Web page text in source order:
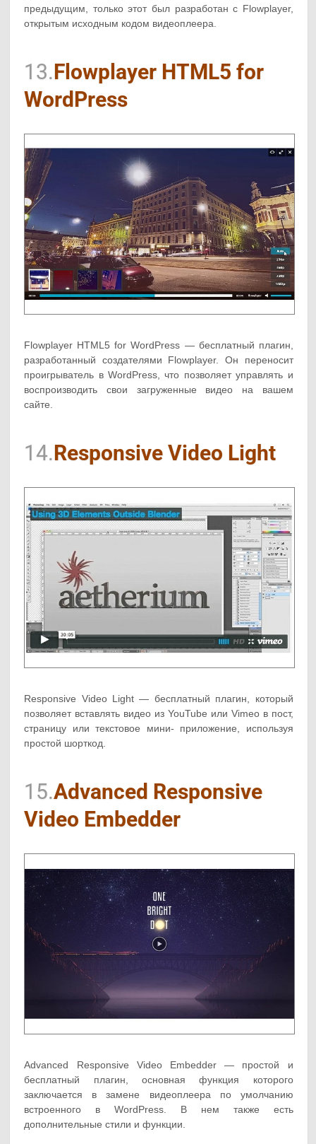
предыдущим, только этот был разработан с Flowplayer,
открытым исходным кодом видеоплеера.
13.Flowplayer HTML5 for
WordPress
Flowplayer HTML5 for WordPress — бесплатный плагин,
разработанный создателями Flowplayer. Он переносит
проигрыватель в WordPress, что позволяет управлять и
воспроизводить свои загруженные видео на вашем
сайте.
14.Responsive Video Light
Responsive Video Light — бесплатный плагин, который
позволяет вставлять видео из YouTube или Vimeo в пост,
страницу или текстовое мини- приложение, используя
простой шорткод.
15.Advanced Responsive
Video Embedder
Advanced Responsive Video Embedder — простой и
бесплатный плагин, основная функция которого
заключается в замене видеоплеера по умолчанию
встроенного в WordPress. В нем также есть
дополнительные стили и функции.